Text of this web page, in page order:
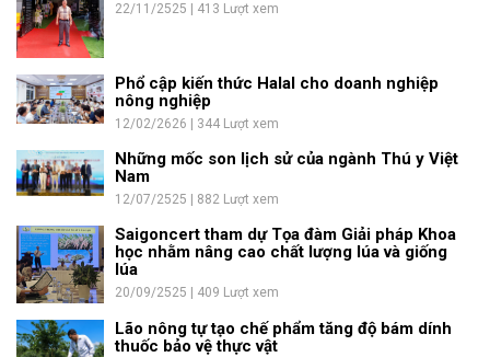
22/11/2525 | 413 Lượt xem
Phổ cập kiến thức Halal cho doanh nghiệp
nông nghiệp
12/02/2626 | 344 Lượt xem
Những mốc son lịch sử của ngành Thú y Việt
Nam
12/07/2525 | 882 Lượt xem
Saigoncert tham dự Tọa đàm Giải pháp Khoa
học nhằm nâng cao chất lượng lúa và giống
lúa
20/09/2525 | 409 Lượt xem
Lão nông tự tạo chế phẩm tăng độ bám dính
thuốc bảo vệ thực vật